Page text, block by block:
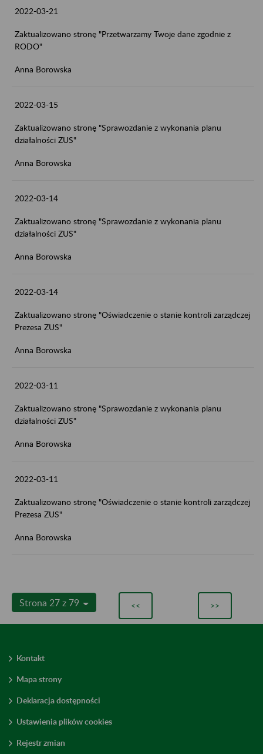
2022-03-21
Zaktualizowano stronę "Przetwarzamy Twoje dane zgodnie z
RODO"
Anna Borowska
2022-03-15
Zaktualizowano stronę "Sprawozdanie z wykonania planu
działalności ZUS"
Anna Borowska
2022-03-14
Zaktualizowano stronę "Sprawozdanie z wykonania planu
działalności ZUS"
Anna Borowska
2022-03-14
Zaktualizowano stronę "Oświadczenie o stanie kontroli zarządczej
Prezesa ZUS"
Anna Borowska
2022-03-11
Zaktualizowano stronę "Sprawozdanie z wykonania planu
działalności ZUS"
Anna Borowska
2022-03-11
Zaktualizowano stronę "Oświadczenie o stanie kontroli zarządczej
Prezesa ZUS"
Anna Borowska
Strona 27 z 79 << >>
Kontakt
Mapa strony
Deklaracja dostępności
Ustawienia plików cookies
Rejestr zmian